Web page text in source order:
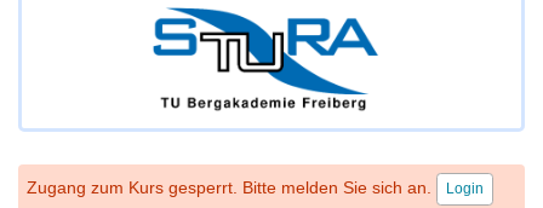
Zugang zum Kurs gesperrt. Bitte melden Sie sich an. Login